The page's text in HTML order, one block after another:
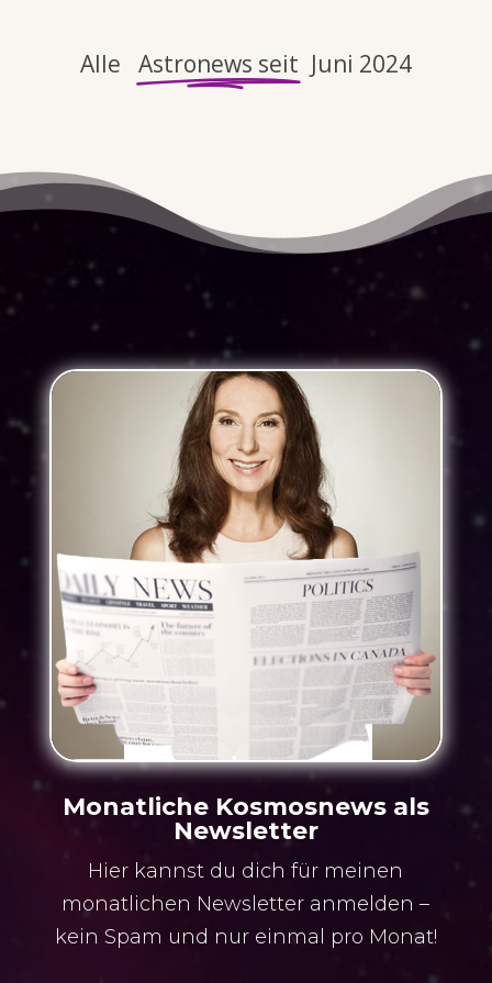
Alle Astronews seit Juni 2024
Monatliche Kosmosnews als
Newsletter
Hier kannst du dich für meinen
monatlichen Newsletter anmelden –
kein Spam und nur einmal pro Monat!